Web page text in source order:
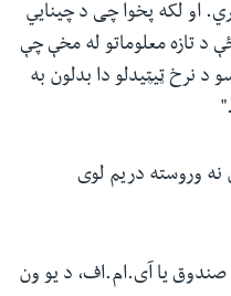
او لکه پخوا چی د چینایي
د تازه معلوماتو له مخې چې
د نرخ ټیټیدلو دا بدلون به
نه وروسته دریم لوی
یا آی.ام.اف، د یو ون